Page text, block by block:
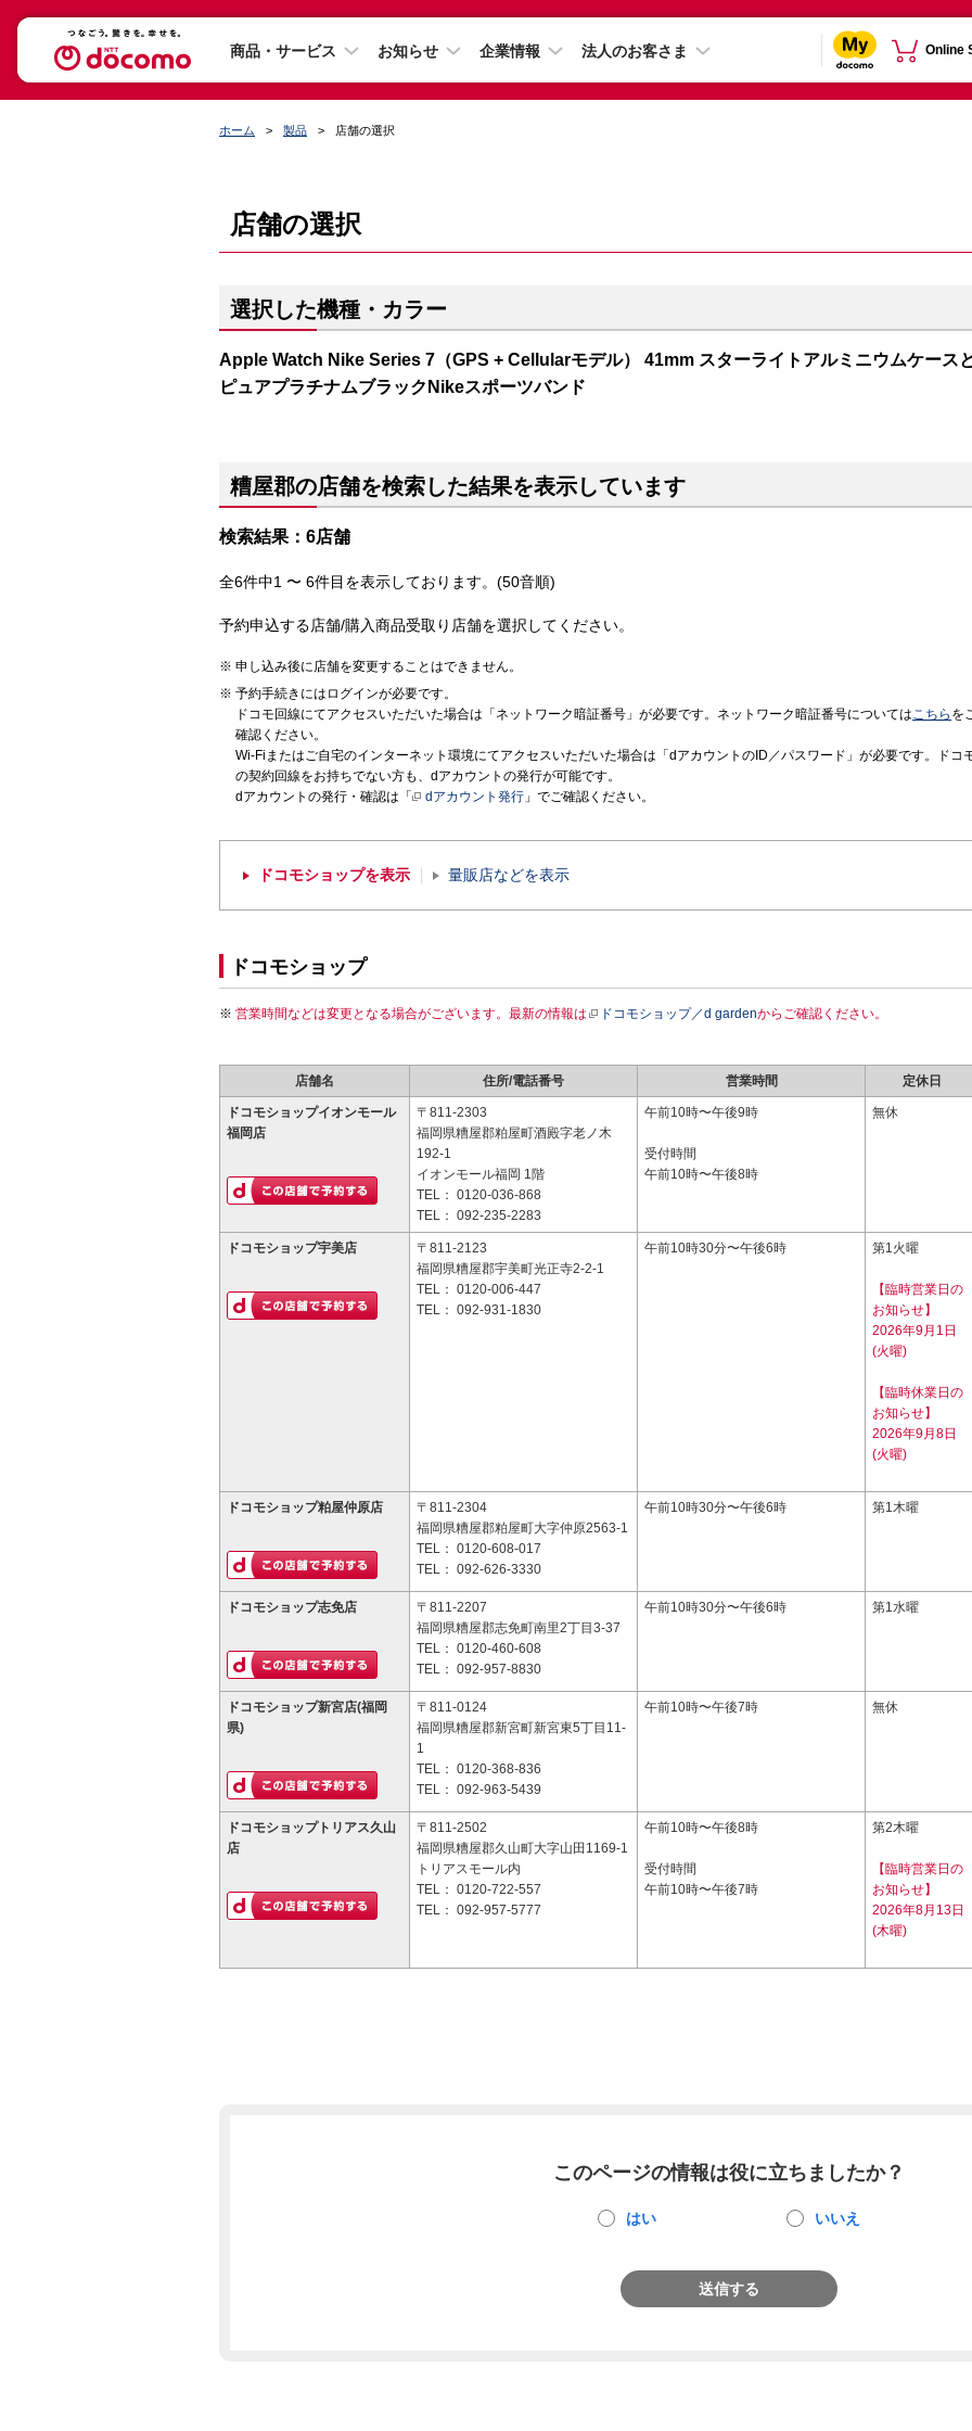
商品・サービス お知らせ 企業情報 法人のお客さま Online
ホーム 製品 店舗の選択
店舗の選択
選択した機種・カラー
Apple Watch Nike Series 7（GPS + Cellularモデル） 41mm スターライトアルミニウムケース
ピュアプラチナムブラックNikeスポーツバンド
糟屋郡の店舗を検索した結果を表示しています
検索結果：6店舗
全6件中1 〜 6件目を表示しております。(50音順)
予約申込する店舗/購入商品受取り店舗を選択してください。
申し込み後に店舗を変更することはできません。
予約手続きにはログインが必要です。
ドコモ回線にてアクセスいただいた場合は「ネットワーク暗証番号」が必要です。ネットワーク暗証番号についてはこちら を
確認ください。
Wi-Fiまたはご自宅のインターネット環境にてアクセスいただいた場合は「dアカウントのID／パスワード」が必要です。ドコ
の契約回線をお持ちでない方も、dアカウントの発行が可能です。
dアカウントの発行・確認は「
dアカウント発行 」でご確認ください。
ドコモショップを表示 量販店などを表示
ドコモショップ
営業時間などは変更となる場合がございます。最新の情報は ドコモショップ／d gardenからご確認ください。
店舗名 住所/電話番号 営業時間 定休日
ドコモショップイオンモール
福岡店
〒811-2303
福岡県糟屋郡粕屋町酒殿字老ノ木
192-1
イオンモール福岡 1階
TEL： 0120-036-868
TEL： 092-235-2283
午前10時〜午後9時
受付時間
午前10時〜午後8時
無休
ドコモショップ宇美店
〒811-2123
福岡県糟屋郡宇美町光正寺2-2-1
TEL： 0120-006-447
TEL： 092-931-1830
午前10時30分〜午後6時 第1火曜
【臨時営業日の
お知らせ】
2026年9月1日
(火曜)
【臨時休業日の
お知らせ】
2026年9月8日
(火曜)
ドコモショップ粕屋仲原店
〒811-2304
福岡県糟屋郡粕屋町大字仲原2563-1
TEL： 0120-608-017
TEL： 092-626-3330
午前10時30分〜午後6時 第1木曜
ドコモショップ志免店
〒811-2207
福岡県糟屋郡志免町南里2丁目3-37
TEL： 0120-460-608
TEL： 092-957-8830
午前10時30分〜午後6時 第1水曜
ドコモショップ新宮店(福岡
県)
〒811-0124
福岡県糟屋郡新宮町新宮東5丁目11-
1
TEL： 0120-368-836
TEL： 092-963-5439
午前10時〜午後7時 無休
ドコモショップトリアス久山
店
〒811-2502
福岡県糟屋郡久山町大字山田1169-1
トリアスモール内
TEL： 0120-722-557
TEL： 092-957-5777
午前10時〜午後8時
受付時間
午前10時〜午後7時
第2木曜
【臨時営業日の
お知らせ】
2026年8月13日
(木曜)
このページの情報は役に立ちましたか？
はい いいえ
送信する